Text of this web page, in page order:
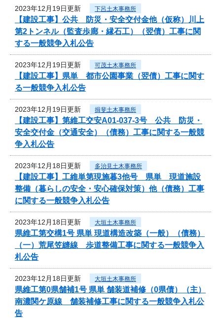
2023年12月19日更新 下呂土木事務所
【建設工事】公共 防災・安全交付金他（仮称）川上
第2トンネル（監査歩廊・縁石工）（翌債）工事に関
する一般競争入札公告
2023年12月19日更新 可茂土木事務所
【建設工事】県単 都市公園事業（翌債）工事に関す
る一般競争入札公告
2023年12月19日更新 揖斐土木事務所
【建設工事】第維工交安A01-037-3号 公共 防災・
安全交付金（交通安全）（債務）工事に関する一般競
争入札公告
2023年12月18日更新 多治見土木事務所
【建設工事】工維単第現施暮3他号 県単 現道施設
整備（暮らしの安全・安心確保対策）他（債務）工事
に関する一般競争入札公告
2023年12月18日更新 大垣土木事務所
県維工第交構1号 県単 現道構造改築（一般）（債務）
（一）荒尾笠縫線 歩道整備工事に関する一般競争入
札公告
2023年12月18日更新 大垣土木事務所
県維工第0県舗補1号 県単 舗装道補修（0県債）（主）
南濃関ケ原線 舗装補修工事に関する一般競争入札公
告